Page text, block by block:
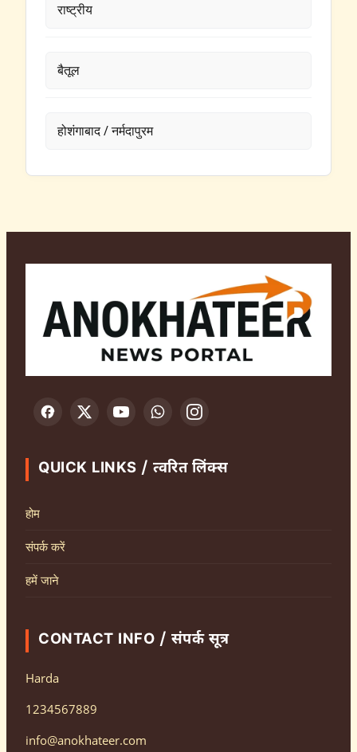
राष्ट्रीय
बैतूल
होशंगाबाद / नर्मदापुरम
QUICK LINKS / त्वरित लिंक्स
होम
संपर्क करें
हमें जाने
CONTACT INFO / संपर्क सूत्र
Harda
1234567889
info@anokhateer.com